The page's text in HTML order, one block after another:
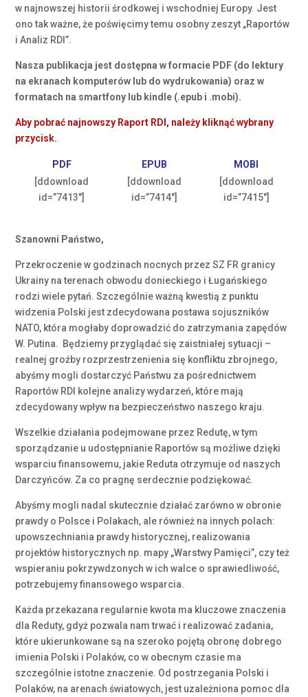
w najnowszej historii środkowej i wschodniej Europy. Jest
ono tak ważne, że poświęcimy temu osobny zeszyt „Raportów
i Analiz RDI”.
Nasza publikacja jest dostępna w formacie PDF (do lektury
na ekranach komputerów lub do wydrukowania) oraz w
formatach na smartfony lub kindle (.epub i .mobi).
Aby pobrać najnowszy Raport RDI, należy kliknąć wybrany
przycisk.
PDF EPUB
MOBI
[ddownload
id=”7413″]
[ddownload
id=”7414″]
[ddownload
id=”7415″]
Szanowni Państwo,
Przekroczenie w godzinach nocnych przez SZ FR granicy
Ukrainy na terenach obwodu donieckiego i Ługańskiego
rodzi wiele pytań. Szczególnie ważną kwestią z punktu
widzenia Polski jest zdecydowana postawa sojuszników
NATO, która mogłaby doprowadzić do zatrzymania zapędów
W. Putina. Będziemy przyglądać się zaistniałej sytuacji –
realnej groźby rozprzestrzenienia się konfliktu zbrojnego,
abyśmy mogli dostarczyć Państwu za pośrednictwem
Raportów RDI kolejne analizy wydarzeń, które mają
zdecydowany wpływ na bezpieczeństwo naszego kraju.
Wszelkie działania podejmowane przez Redutę, w tym
sporządzanie u udostępnianie Raportów są możliwe dzięki
wsparciu finansowemu, jakie Reduta otrzymuje od naszych
Darczyńców. Za co pragnę serdecznie podziękować.
Abyśmy mogli nadal skutecznie działać zarówno w obronie
prawdy o Polsce i Polakach, ale również na innych polach:
upowszechniania prawdy historycznej, realizowania
projektów historycznych np. mapy „Warstwy Pamięci”, czy też
wspieraniu pokrzywdzonych w ich walce o sprawiedliwość,
potrzebujemy finansowego wsparcia.
Każda przekazana regularnie kwota ma kluczowe znaczenia
dla Reduty, gdyż pozwala nam trwać i realizować zadania,
które ukierunkowane są na szeroko pojętą obronę dobrego
imienia Polski i Polaków, co w obecnym czasie ma
szczególnie istotne znaczenie. Od postrzegania Polski i
Polaków, na arenach światowych, jest uzależniona pomoc dla